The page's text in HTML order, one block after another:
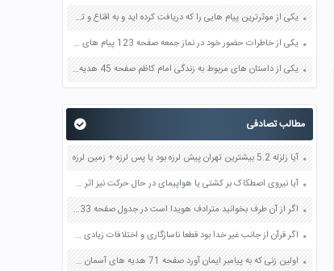
یکی از موثرترین پیام هایی را که دریافت کرده اید و به اقناع و تغییری جدی در شما منجر شده است برسی کنید و علت این تاثیر گذاری قابل توجه را بنویسید صفحه 52 تفکر و سواد رسانه ای دهم
یکی از خاطرات حضور خود در نماز جمعه صفحه 123 پیام های آسمان هفتم
یکی از داستان های مربوط به زندگی امام کاظم صفحه 45 هدیه های آسمان چهارم
مطالب تصادفی
آیا زلزله 5.2 بیشترین تهران پیش لرزه بود یا پس لرزه + زمین لرزه
آیا نیروی اصطکاک بر کشتی یا هواپیمای در حال حرکت نیز اثر می کند صفحه 60 علوم ششم
اگر از آن طرف بخوانید مترادف هویدا است در جدول صفحه 133 و 134 فارسی نهم
اگر قرآن از جانب غیر خدا بود قطعا ناسازگاری و اختلافات زیادی در آن یافت می شد صفحه 41 دین و زندگی یازدهم
اولین زنی که به پیامبر ایمان آورد صفحه 71 هدیه های آسمان چهارم